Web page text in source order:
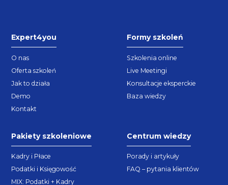
Expert4you
O nas
Oferta szkoleń
Jak to działa
Demo
Kontakt
Formy szkoleń
Szkolenia online
Live Meetingi
Konsultacje eksperckie
Baza wiedzy
Pakiety szkoleniowe
Kadry i Płace
Podatki i Księgowość
MIX: Podatki + Kadry
Centrum wiedzy
Porady i artykuły
FAQ – pytania klientów